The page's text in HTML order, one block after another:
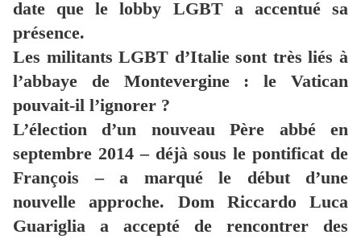
date que le lobby LGBT a accentué sa
présence.
Les militants LGBT d’Italie sont très liés à
l’abbaye de Montevergine : le Vatican
pouvait-il l’ignorer ?
L’élection d’un nouveau Père abbé en
septembre 2014 – déjà sous le pontificat de
François – a marqué le début d’une
nouvelle approche. Dom Riccardo Luca
Guariglia a accepté de rencontrer des